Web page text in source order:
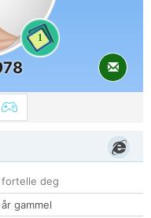
1
fortelle deg
gammel